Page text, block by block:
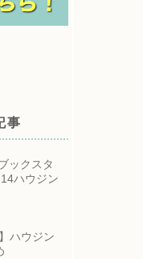
事
ックスタ
ハウジン
ハウジン